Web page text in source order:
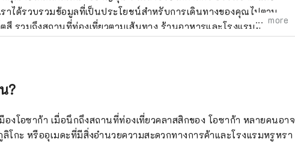
าได้รวบรวมข้อมูลที่เป็นประโยชน์สำหรับการเดินทางของคุณไปตาม
สึ รวมถึงสถานที่ท่องเที่ยวตามเส้นทาง ร้านอาหารและโรงแรมที่
ที่เป็นประโยชน์สำหรับการเดินทางของคุณ ภาพหน้าปกแสดงให้เห็นอ่า
more
?
องโอซาก้า เมื่อนึกถึงสถานที่ท่องเที่ยวคลาสสิกของ โอซาก้า หลายคนอาจ
กะ หรืออุเมดะที่มีสิ่งอำนวยความสะดวกทางการค้าและโรงแรมหรูหรา